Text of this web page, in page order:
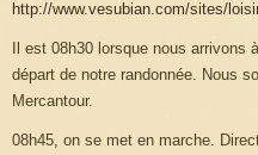
http://www.vesubian.com/sites/
Il est 08h30 lorsque nous
départ de notre randonnée. Nous
Mercantour.
08h45, on se met en marche.